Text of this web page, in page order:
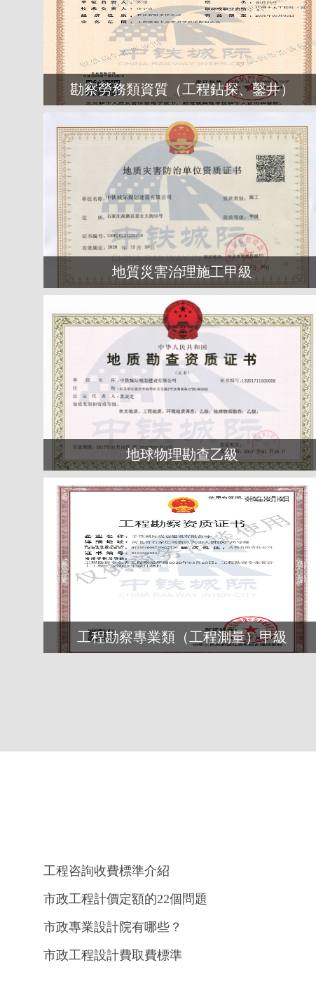
勘察勞務類資質（工程鉆探、鑿井）
地質災害治理施工甲級
地球物理勘查乙級
工程勘察專業類（工程測量）甲級
工程咨詢收費標準介紹
市政工程計價定額的22個問題
市政專業設計院有哪些？
市政工程設計費取費標準